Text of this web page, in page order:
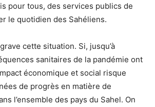
pour tous, des services publics de
le quotidien des Sahéliens.
cette situation. Si, jusqu’à
sanitaires de la pandémie ont
économique et social risque
de progrès en matière de
l’ensemble des pays du Sahel. On